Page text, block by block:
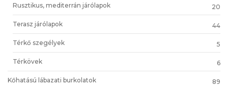
Rusztikus, mediterrán járólapok 20
Terasz járólapok 44
Térkő szegélyek 5
Térkövek 6
Kőhatású lábazati burkolatok
89